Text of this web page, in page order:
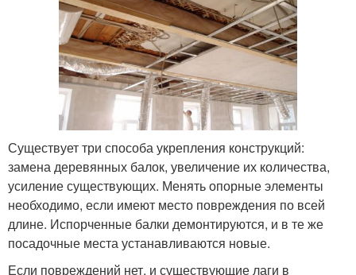
Существует три способа укрепления конструкций:
замена деревянных балок, увеличение их количества,
усиление существующих. Менять опорные элементы
необходимо, если имеют место повреждения по всей
длине. Испорченные балки демонтируются, и в те же
посадочные места устанавливаются новые.
Если повреждений нет, и существующие лаги в